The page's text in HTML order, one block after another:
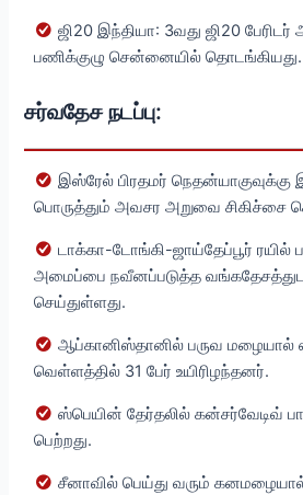
ஜி20 இந்தியா: 3வது ஜி20 பேரிடர்
பணிக்குழு சென்னையில் தொடங்கியது.
சர்வதேச நடப்பு:
இஸ்ரேல் பிரதமர் நெதன்யாகுவுக்கு
பொருத்தும் அவசர அறுவை சிகிச்சை
டாக்கா-டோங்கி-ஜாய்தேப்பூர் ரயில்
அமைப்பை நவீனப்படுத்த
செய்துள்ளது.
ஆப்கானிஸ்தானில் பருவ மழையால்
வெள்ளத்தில் 31 பேர் உயிரிழந்தனர்.
ஸ்பெயின் தேர்தலில் கன்சர்வேடிவ்
பெற்றது.
சீனாவில் பெய்து வரும்